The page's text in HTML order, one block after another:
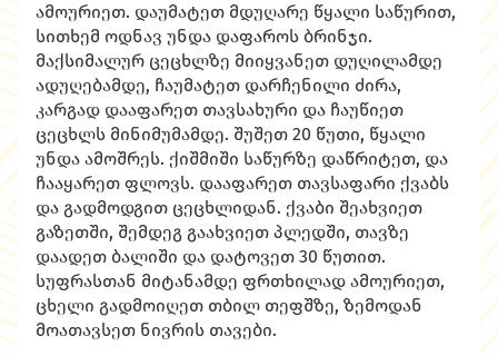
ამოურიეთ. დაუმატეთ მდუღარე წყალი საწურით,
სითხემ ოდნავ უნდა დაფაროს ბრინჯი.
მაქსიმალურ ცეცხლზე მიიყვანეთ დუღილამდე
ადუღებამდე, ჩაუმატეთ დარჩენილი ძირა,
კარგად დააფარეთ თავსახური და ჩაუწიეთ
ცეცხლს მინიმუმამდე. შუშეთ 20 წუთი, წყალი
უნდა ამოშრეს. ქიშმიში საწურზე დაწრიტეთ, და
ჩააყარეთ ფლოვს. დააფარეთ თავსაფარი ქვაბს
და გადმოდგით ცეცხლიდან. ქვაბი შეახვიეთ
გაზეთში, შემდეგ გაახვიეთ პლედში, თავზე
დაადეთ ბალიში და დატოვეთ 30 წუთით.
სუფრასთან მიტანამდე ფრთხილად ამოურიეთ,
ცხელი გადმოიღეთ თბილ თეფშზე, ზემოდან
მოათავსეთ ნივრის თავები.